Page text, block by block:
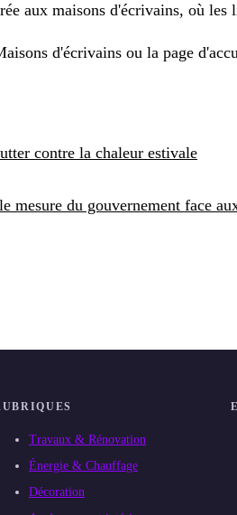
aux maisons d'écrivains, où
d'écrivains ou la page
contre la chaleur estivale
mesure du gouvernement face
Travaux & Rénovation
Énergie & Chauffage
Décoration